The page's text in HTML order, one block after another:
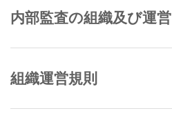
内部監査の組織及び運営
組織運営規則